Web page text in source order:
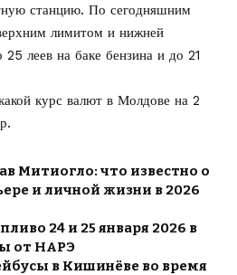
станцию. По сегодняшним
лимитом и нижней
леев на баке бензина и до 21
курс валют в Молдове на 2
Митиогло: что известно о
и личной жизни в 2026
24 и 25 января 2026 в
от НАРЭ
в Кишинёве во время